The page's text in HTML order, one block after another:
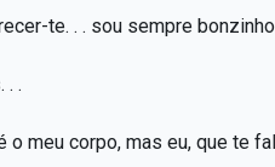
te. . . sou sempre
. .
meu corpo, mas eu, que te